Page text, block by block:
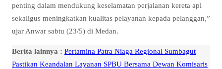
penting dalam mendukung keselamatan perjalanan kereta api
sekaligus meningkatkan kualitas pelayanan kepada pelanggan,”
ujar Anwar sabtu (23/5) di Medan.
Berita lainnya : Pertamina Patra Niaga Regional Sumbagut
Pastikan Keandalan Layanan SPBU Bersama Dewan Komisaris